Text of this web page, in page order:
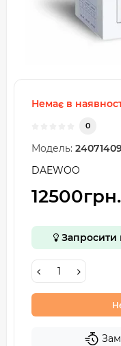
Немає в
0
Модель:
DAEWOO
12500грн.
Запросити